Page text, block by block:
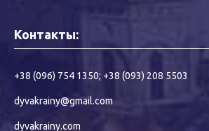
Контакты:
+38 (096) 754 1350; +38 (093) 208 5503
dyvakrainy@gmail.com
dyvakrainy.com